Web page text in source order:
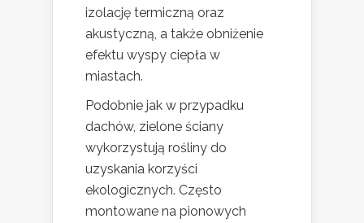
izolację termiczną oraz
akustyczną, a także obniżenie
efektu wyspy ciepła w
miastach.
Podobnie jak w przypadku
dachów, zielone ściany
wykorzystują rośliny do
uzyskania korzyści
ekologicznych. Często
montowane na pionowych